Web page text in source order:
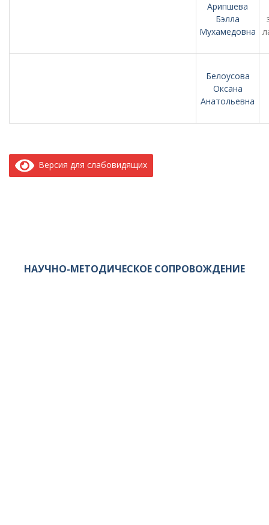
Арипшева
Бэлла
Мухамедовна
Белоусова
Оксана
Анатольевна
Версия для слабовидящих
НАУЧНО-МЕТОДИЧЕСКОЕ СОПРОВОЖДЕНИЕ